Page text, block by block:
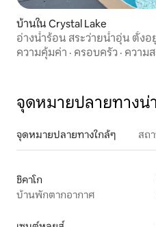
บ้านใน Crystal Lake
อ่างน้ำร้อน สระว่ายน้ำอุ่น ตั้งอ
ความคุ้มค่า · ครอบครัว · ความ
จุดหมายปลายทางน่
จุดหมายปลายทางใกล้ๆ สถ
ชิคาโก
บ้านพักตากอากาศ